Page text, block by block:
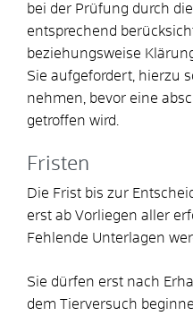
bei der Prüfung durch
entsprechend
beziehungsweise
Sie aufgefordert, hierzu
nehmen, bevor eine
getroffen wird.
Fristen
Die Frist bis zur
erst ab Vorliegen aller
Fehlende Unterlagen
Sie dürfen erst nach
dem Tierversuch